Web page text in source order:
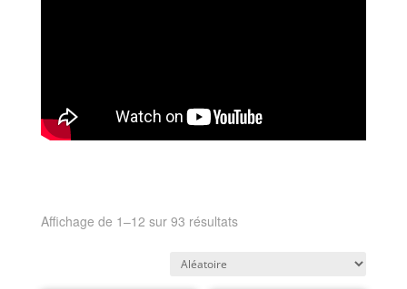
Affichage de 1–12 sur 93 résultats